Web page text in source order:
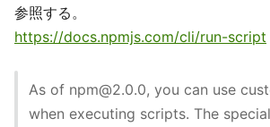
参照する。
https://docs.npmjs.com/cli/run-script
As of npm@2.0.0, you can use
when executing scripts. The